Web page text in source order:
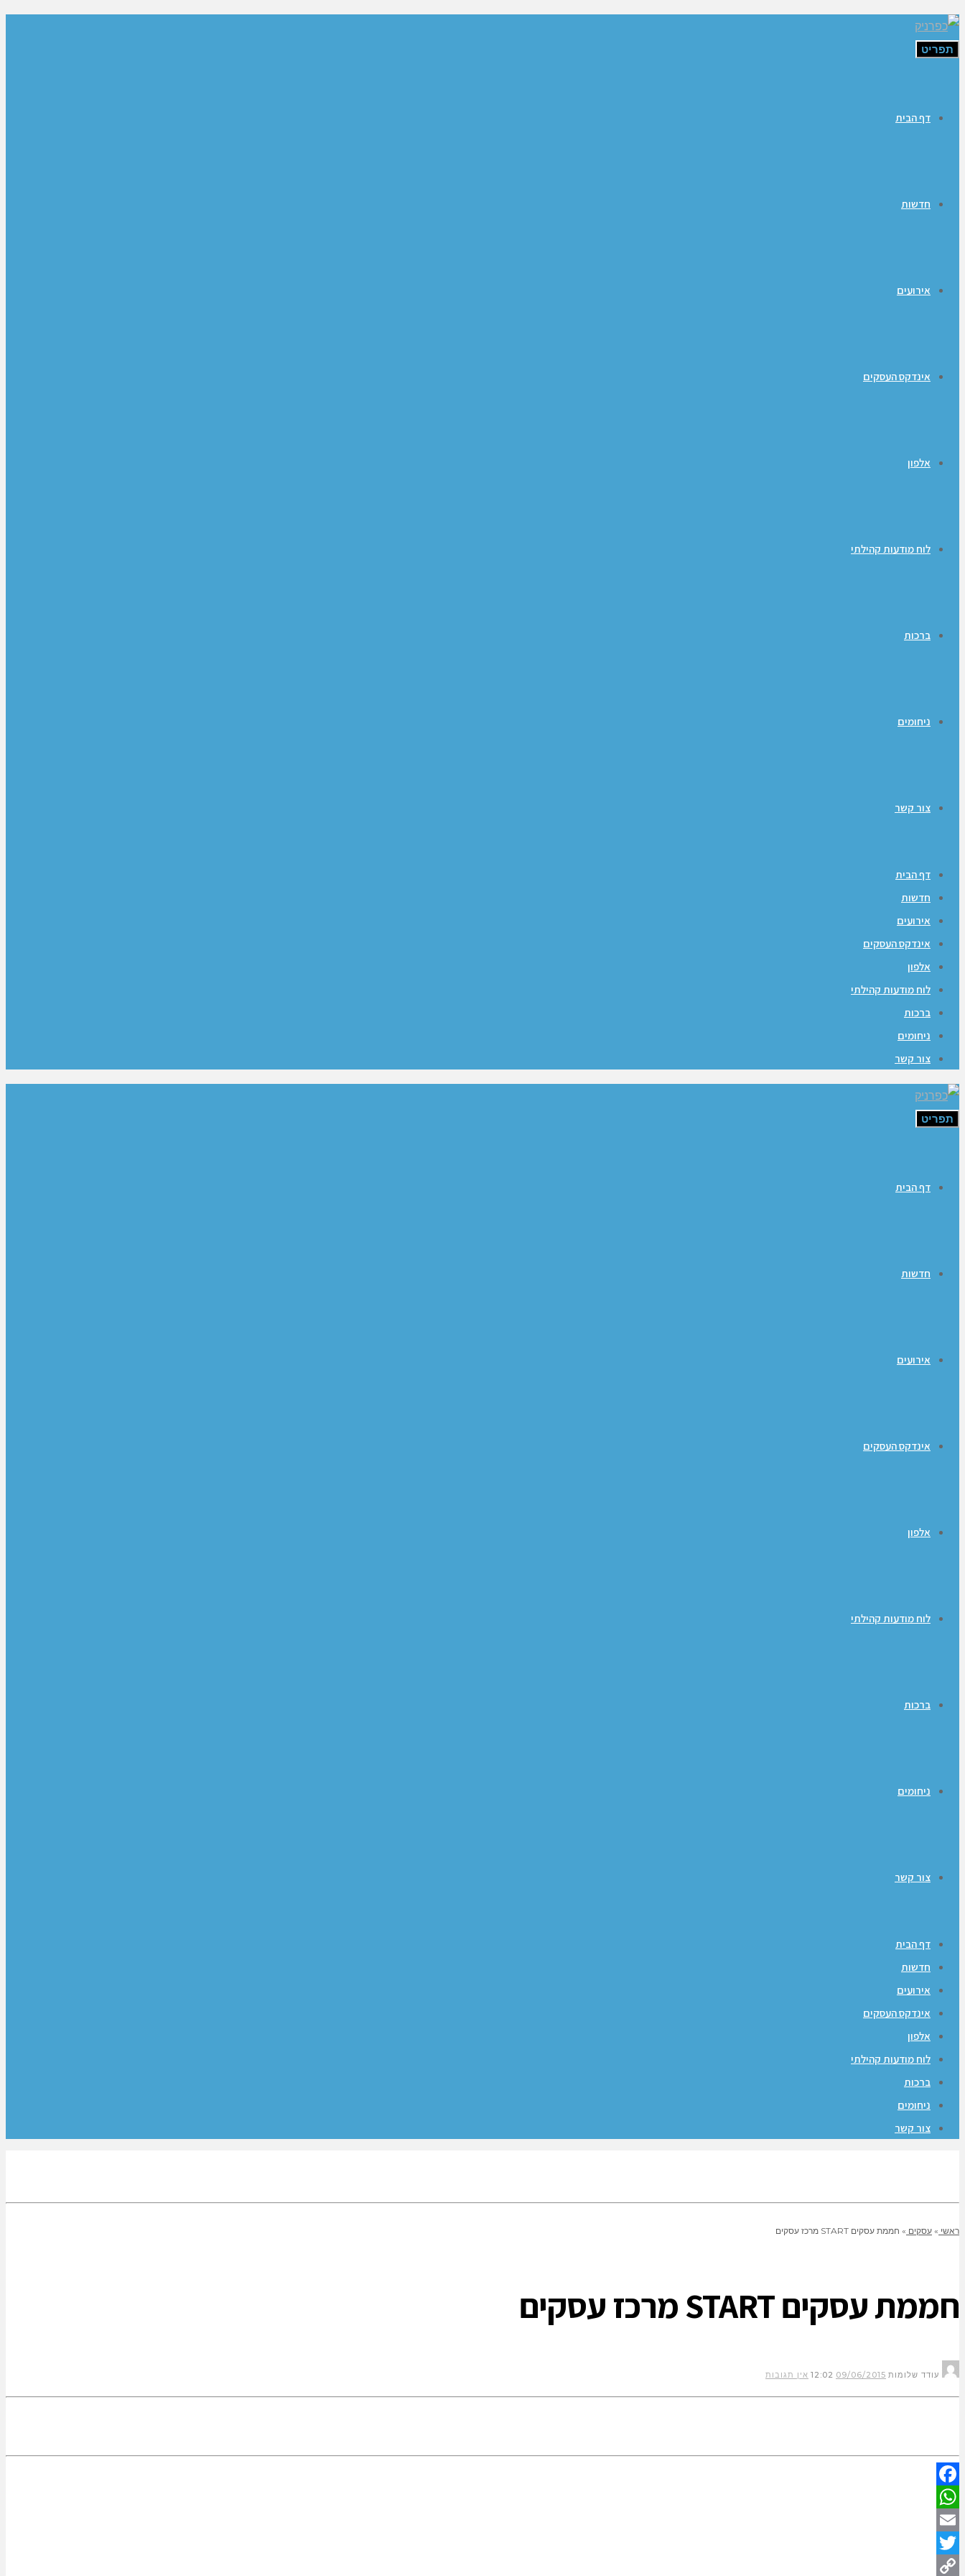
תפריט
דף הבית
חדשות
אירועים
אינדקס העסקים
אלפון
לוח מודעות קהילתי
ברכות
ניחומים
צור קשר
דף הבית
חדשות
אירועים
אינדקס העסקים
אלפון
לוח מודעות קהילתי
ברכות
ניחומים
צור קשר
תפריט
דף הבית
חדשות
אירועים
אינדקס העסקים
אלפון
לוח מודעות קהילתי
ברכות
ניחומים
צור קשר
דף הבית
חדשות
אירועים
אינדקס העסקים
אלפון
לוח מודעות קהילתי
ברכות
ניחומים
צור קשר
ראשי » עסקים » חממת עסקים START מרכז עסקים
חממת עסקים START מרכז עסקים
עודד שלומות 09/06/2015
12:02 אין תגובות
Facebook
WhatsApp
Email
Twitter